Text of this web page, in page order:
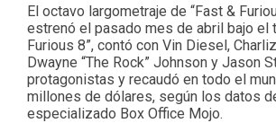
El octavo largometraje de “Fast &
estrenó el pasado mes de abril bajo el
Furious 8”, contó con Vin Diesel,
Dwayne “The Rock” Johnson y Jason
protagonistas y recaudó en todo el
millones de dólares, según los datos
especializado Box Office Mojo.